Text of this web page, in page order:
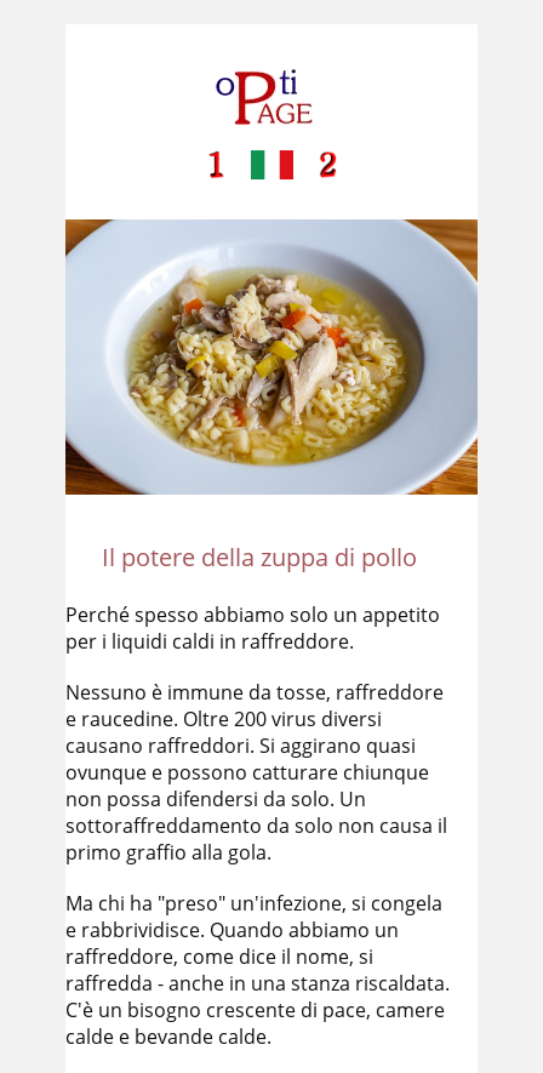
Il potere della zuppa di pollo
Perché spesso abbiamo solo un appetito
per i liquidi caldi in raffreddore.
Nessuno è immune da tosse, raffreddore
e raucedine. Oltre 200 virus diversi
causano raffreddori. Si aggirano quasi
ovunque e possono catturare chiunque
non possa difendersi da solo. Un
sottoraffreddamento da solo non causa il
primo graffio alla gola.
Ma chi ha "preso" un'infezione, si congela
e rabbrividisce. Quando abbiamo un
raffreddore, come dice il nome, si
raffredda - anche in una stanza riscaldata.
C'è un bisogno crescente di pace, camere
calde e bevande calde.